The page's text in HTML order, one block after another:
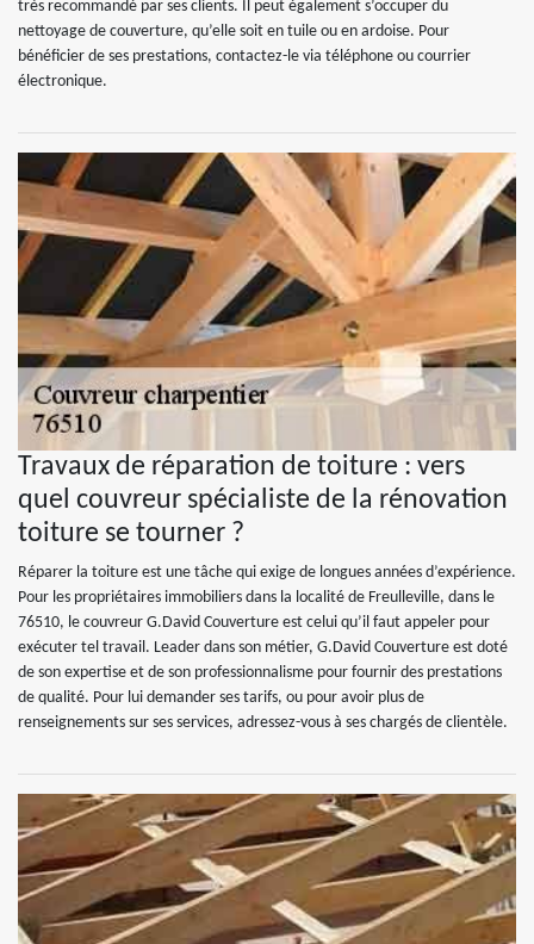
très recommandé par ses clients. Il peut également s’occuper du
nettoyage de couverture, qu’elle soit en tuile ou en ardoise. Pour
bénéficier de ses prestations, contactez-le via téléphone ou courrier
électronique.
Travaux de réparation de toiture : vers
quel couvreur spécialiste de la rénovation
toiture se tourner ?
Réparer la toiture est une tâche qui exige de longues années d’expérience.
Pour les propriétaires immobiliers dans la localité de Freulleville, dans le
76510, le couvreur G.David Couverture est celui qu’il faut appeler pour
exécuter tel travail. Leader dans son métier, G.David Couverture est doté
de son expertise et de son professionnalisme pour fournir des prestations
de qualité. Pour lui demander ses tarifs, ou pour avoir plus de
renseignements sur ses services, adressez-vous à ses chargés de clientèle.